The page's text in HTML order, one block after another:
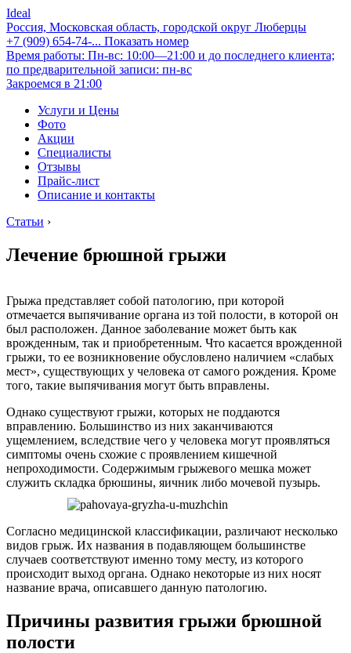
Ideal
Россия, Московская область, городской округ Люберцы
+7 (909) 654-74-... Показать номер
Время работы: Пн-вс: 10:00—21:00 и до последнего клиента;
по предварительной записи: пн-вс
Закроемся в 21:00
Услуги и Цены
Фото
Акции
Специалисты
Отзывы
Прайс-лист
Описание и контакты
Статьи ›
Лечение брюшной грыжи
Грыжа представляет собой патологию, при которой
отмечается выпячивание органа из той полости, в которой он
был расположен. Данное заболевание может быть как
врожденным, так и приобретенным. Что касается врожденной
грыжи, то ее возникновение обусловлено наличием «слабых
мест», существующих у человека от самого рождения. Кроме
того, такие выпячивания могут быть вправлены.
Однако существуют грыжи, которых не поддаются
вправлению. Большинство из них заканчиваются
ущемлением, вследствие чего у человека могут проявляться
симптомы очень схожие с проявлением кишечной
непроходимости. Содержимым грыжевого мешка может
служить складка брюшины, яичник либо мочевой пузырь.
Согласно медицинской классификации, различают несколько
видов грыж. Их названия в подавляющем большинстве
случаев соответствуют именно тому месту, из которого
происходит выход органа. Однако некоторые из них носят
название врача, описавшего данную патологию.
Причины развития грыжи брюшной
полости